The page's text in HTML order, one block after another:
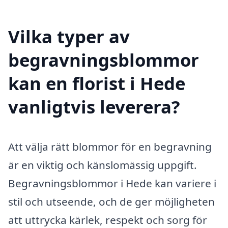
Vilka typer av
begravningsblommor
kan en florist i Hede
vanligtvis leverera?
Att välja rätt blommor för en begravning
är en viktig och känslomässig uppgift.
Begravningsblommor i Hede kan variere i
stil och utseende, och de ger möjligheten
att uttrycka kärlek, respekt och sorg för